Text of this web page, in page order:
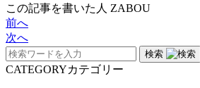
この記事を書いた人 ZABOU
前へ
次へ
検索
CATEGORYカテゴリー